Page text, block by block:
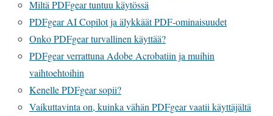
Miltä PDFgear tuntuu käytössä
PDFgear AI Copilot ja älykkäät PDF-ominaisuudet
Onko PDFgear turvallinen käyttää?
PDFgear verrattuna Adobe Acrobatiin ja muihin
vaihtoehtoihin
Kenelle PDFgear sopii?
Vaikuttavinta on, kuinka vähän PDFgear vaatii käyttäjältä